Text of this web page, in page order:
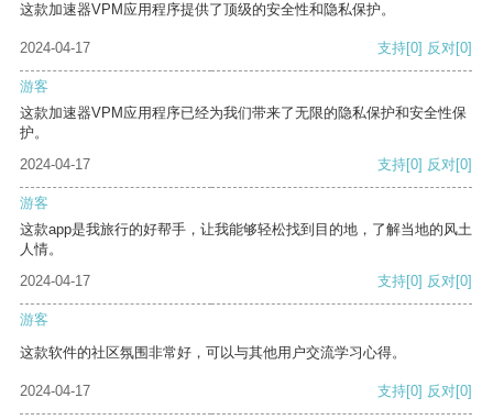
这款加速器VPM应用程序提供了顶级的安全性和隐私保护。
2024-04-17 支持[0] 反对[0]
游客
这款加速器VPM应用程序已经为我们带来了无限的隐私保护和安全性保
护。
2024-04-17
支持[0] 反对[0]
游客
这款app是我旅行的好帮手，让我能够轻松找到目的地，了解当地的风土
人情。
2024-04-17
支持[0] 反对[0]
游客
这款软件的社区氛围非常好，可以与其他用户交流学习心得。
2024-04-17 支持[0] 反对[0]